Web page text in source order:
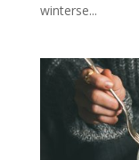
winterse...